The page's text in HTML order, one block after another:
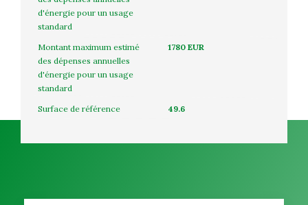
d'énergie pour un usage
standard
Montant maximum estimé
des dépenses annuelles
d'énergie pour un usage
standard
1780 EUR
Surface de référence 49.6